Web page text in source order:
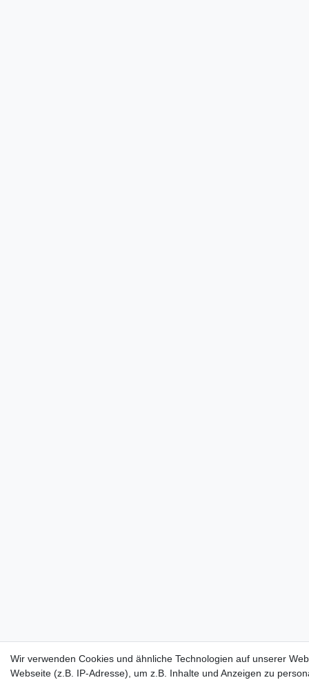
Wir verwenden Cookies und ähnliche Technologien auf unserer
Webseite (z.B. IP-Adresse), um z.B. Inhalte und Anzeigen zu